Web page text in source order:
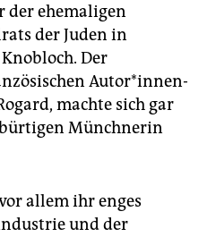
der ehemaligen
der Juden in
Der
Au­to­r*in­nen­
machte sich gar
Münchnerin
allem ihr enges
und der